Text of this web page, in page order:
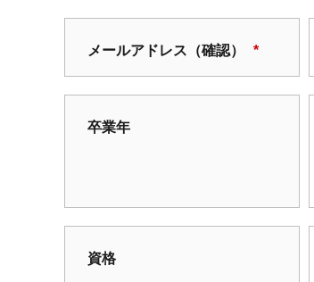
メールアドレス（確認） *
卒業年
資格